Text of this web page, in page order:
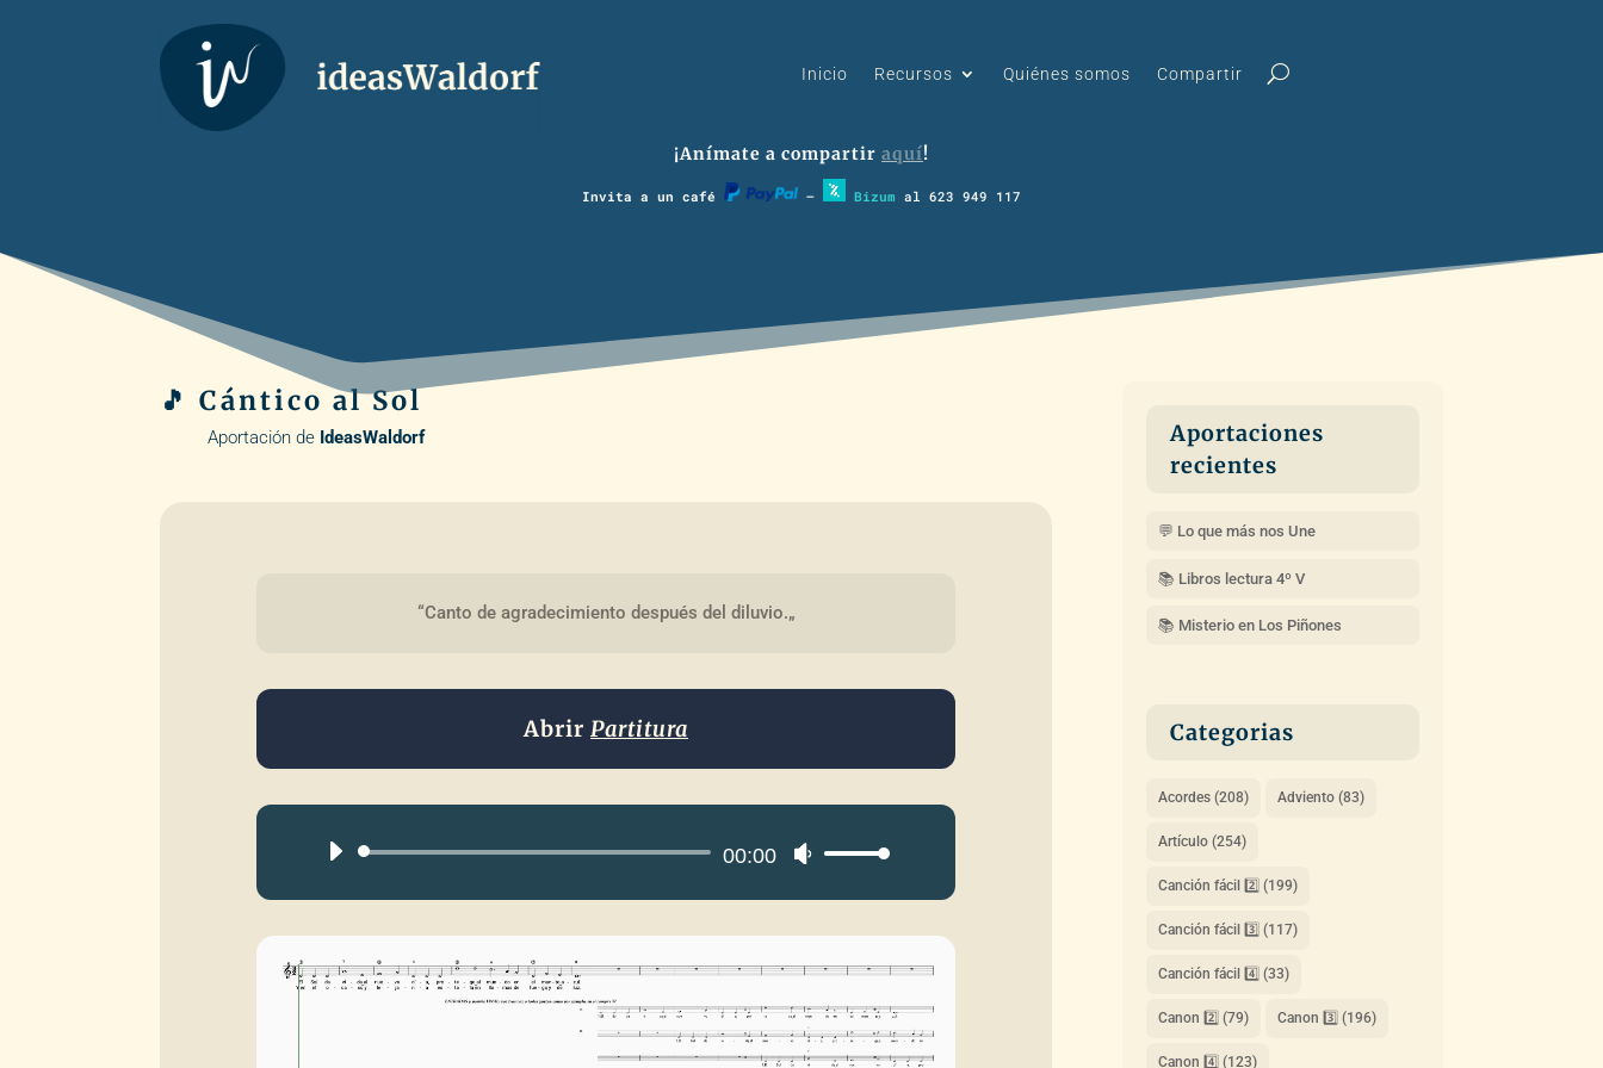
Inicio Recursos Quiénes somos Compartir
¡Anímate a compartir aquí!
Invita a un café – Bizum al 623 949 117
🎵 Cántico al Sol
Aportación de IdeasWaldorf
“Canto de agradecimiento después del diluvio.„
AbrirPartitura
Reproductor
00:00
Utiliza
arriba/abajo
para
Aportaciones
recientes
💬 Lo que más nos Une
📚 Libros lectura 4º V
📚 Misterio en Los Piñones
Categorias
Acordes(208) Adviento(83)
Artículo(254)
Canción fácil 2️⃣ (199)
Canción fácil 3️⃣ (117)
Canción fácil 4️⃣ (33)
Canon 2️⃣ (79) Canon 3️⃣ (196)
Canon 4️⃣ (123)